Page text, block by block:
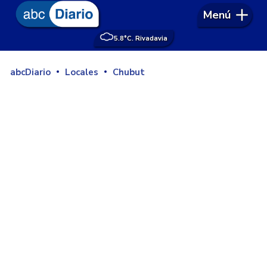
5.8°C. Rivadavia
Menú
abcDiario Locales Chubut